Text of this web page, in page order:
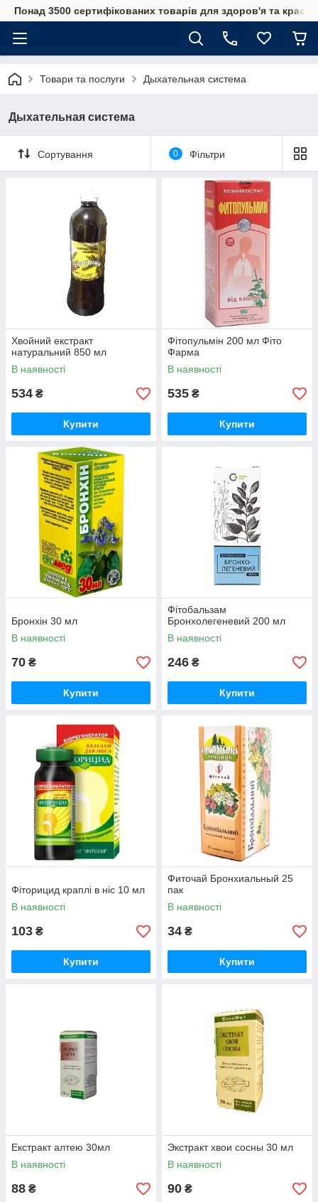
Понад 3500 сертифікованих товарів для здоров'я та краси
Товари та послуги Дыхательная система
Дыхательная система
Сортування 0 Фільтри
Хвойний екстракт
натуральний 850 мл
В наявності
534 ₴
Купити
Фітопульмін 200 мл Фіто
Фарма
В наявності
535 ₴
Купити
Бронхін 30 мл
В наявності
70 ₴
Купити
Фітобальзам
Бронхолегеневий 200 мл
В наявності
246 ₴
Купити
Фіторицид краплі в ніс 10 мл
В наявності
103 ₴
Купити
Фиточай Бронхиальный 25
пак
В наявності
34 ₴
Купити
Екстракт алтею 30мл
В наявності
88 ₴
Экстракт хвои сосны 30 мл
В наявності
90 ₴